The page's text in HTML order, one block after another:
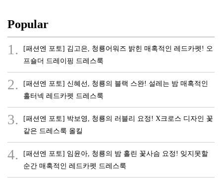
Popular
1.
[패션엔 포토] 김고은, 청룡어워즈 밝힌 매혹적인 레드카펫! 오
프숄더 드레이핑 드레스룩
2.
[패션엔 포토] 신혜선, 청룡의 블랙 스완! 설레는 밤 매혹적인
홀터넥 레드카펫 드레스룩
3.
[패션엔 포토] 박보영, 청룡의 러블리 요정! X크로스 디자인 꽃
같은 드레스룩 올킬
4.
[패션엔 포토] 임윤아, 청룡의 밤 홀린 꽃사슴 요정! 잊지못할
순간 매혹적인 레드카펫 드레스룩